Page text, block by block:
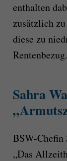
enthalten
zusätzlich
diese zu
Rentenbezug.
Sahra
BSW-Chefin
„Das